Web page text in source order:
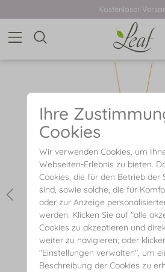
Kostenloser
Ihre
Cookies
Wir verwenden Cookies, um
Webseiten-Erlebnis zu bieten.
Cookies, die für den Betrieb der
sind, sowie solche, die für
oder zur Anzeige
werden. Klicken Sie auf "alle
Cookies zu akzeptieren und
weiter zu navigieren; oder
"Einstellungen verwalten", um
Beschreibung der Cookies zu